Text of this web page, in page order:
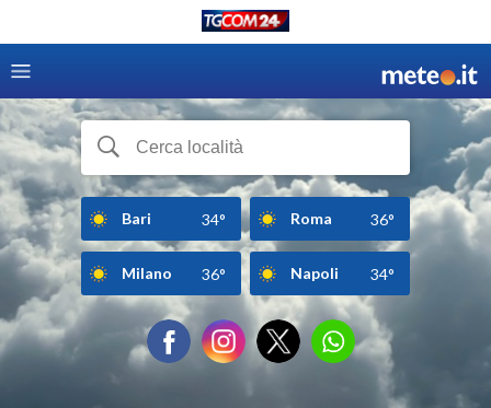
Bari 34° Roma 36°
Milano 36° Napoli 34°